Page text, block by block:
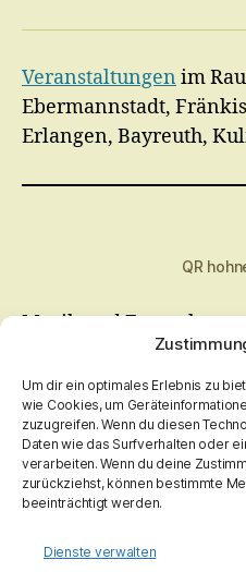
Um dir ein optimales Erlebnis zu
wie Cookies, um
zuzugreifen. Wenn du diesen
Daten wie das Surfverhalten oder
verarbeiten. Wenn du deine
zurückziehst, können bestimmte
beeinträchtigt werden.
Dienste verwalten
Veranstaltungen im
Ebermannstadt,
Erlangen, Bayreuth,
QR
Musik und Fernsehen
ARD mit "Dritten", ZDF, Pro 7
Sollten Inhalte dieser Seite Rechte